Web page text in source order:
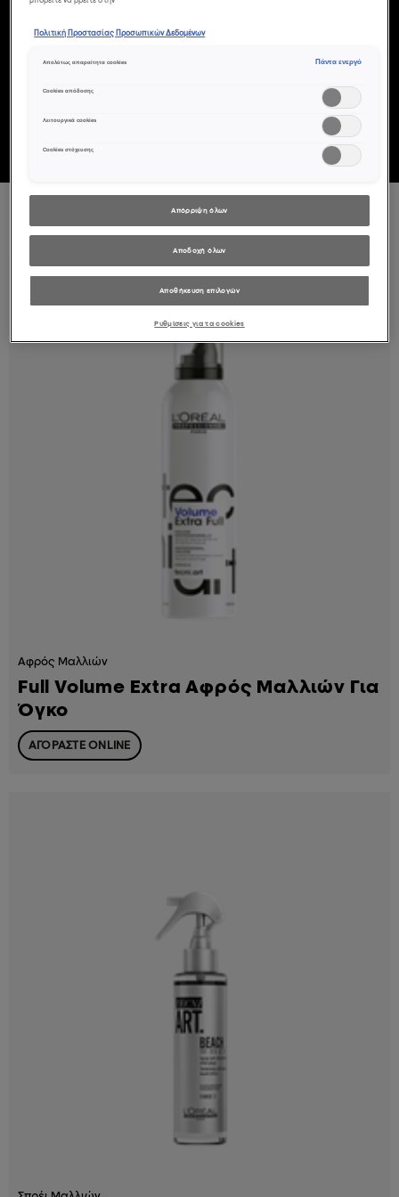
ζήτημα δευτερολέπτων!
5 ΠΡΟΪΟΝ(ΤΑ) ΤΑΞΙΝΌΜΗΣΗ ΜΕ:
BEST SELLER
Αφρός Μαλλιών
Full Volume Extra Αφρός Μαλλιών Για
Όγκο
ΑΓΟΡΑΣΤΕ ONLINE
Πολιτική Προστασίας Προσωπικών Δεδομένων
Απολύτως απαραίτητα cookies Πάντα ενεργό
Cookies απόδοσης
Λειτουργικά cookies
Cookies στόχευσης
Απόρριψη όλων
Αποδοχή όλων
Αποθήκευση επιλογών
Ρυθμίσεις για τα cookies